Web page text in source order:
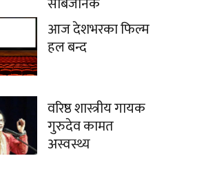
आज देशभरका फिल्म
हल बन्द
वरिष्ठ शास्त्रीय गायक
गुरुदेव कामत
अस्वस्थ्य